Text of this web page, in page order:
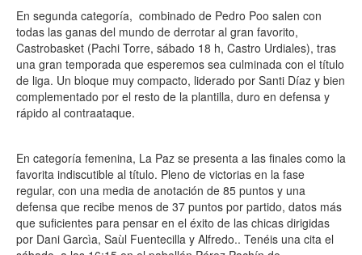
En segunda categoría, combinado de Pedro Poo salen con
todas las ganas del mundo de derrotar al gran favorito,
Castrobasket (Pachi Torre, sábado 18 h, Castro Urdiales), tras
una gran temporada que esperemos sea culminada con el título
de liga. Un bloque muy compacto, liderado por Santi Díaz y bien
complementado por el resto de la plantilla, duro en defensa y
rápido al contraataque.
En categoría femenina, La Paz se presenta a las finales como la
favorita indiscutible al título. Pleno de victorias en la fase
regular, con una media de anotación de 85 puntos y una
defensa que recibe menos de 37 puntos por partido, datos más
que suficientes para pensar en el éxito de las chicas dirigidas
por Dani Garcìa, Saùl Fuentecilla y Alfredo.. Tenéis una cita el